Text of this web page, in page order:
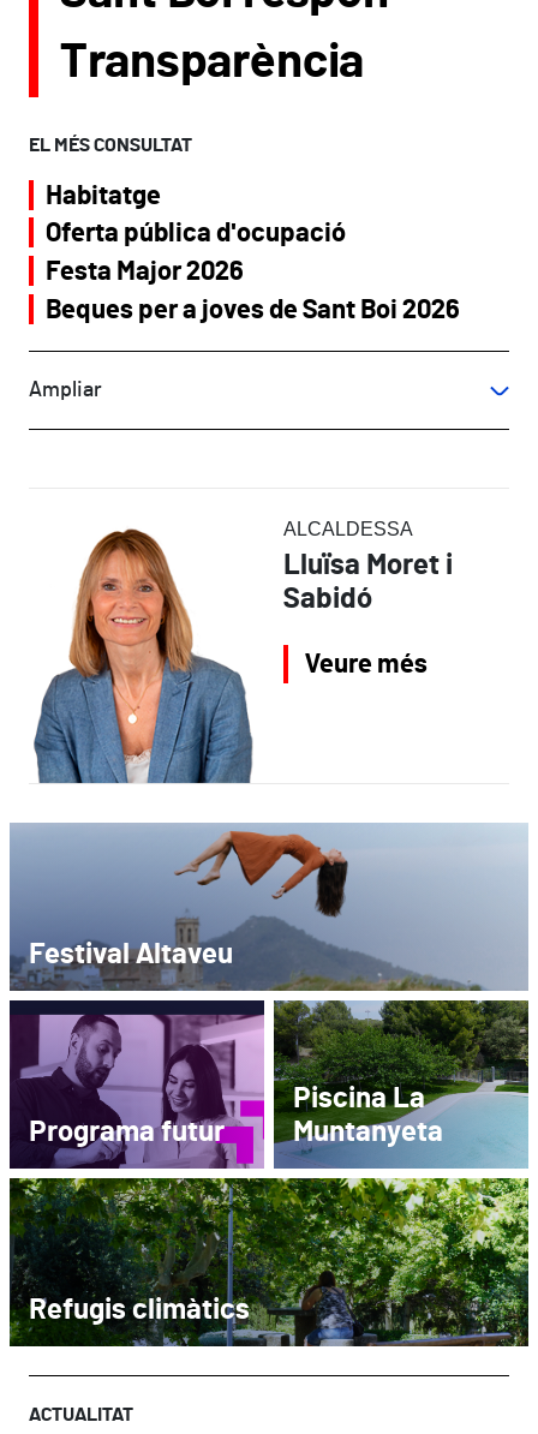
Transparència
EL MÉS CONSULTAT
Habitatge
Oferta pública d'ocupació
Festa Major 2026
Beques per a joves de Sant Boi 2026
Ampliar
ALCALDESSA
Lluïsa Moret i
Sabidó
Veure més
Festival Altaveu
Programa futur
Piscina La
Muntanyeta
Refugis climàtics
ACTUALITAT